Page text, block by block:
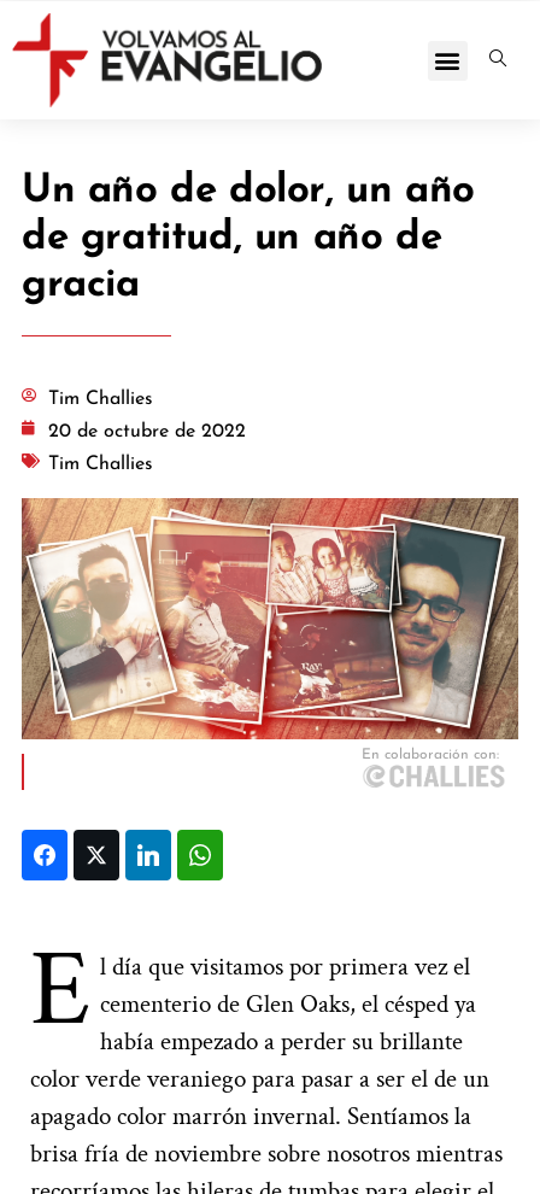
Un año de dolor, un año
de gratitud, un año de
gracia
Tim Challies
20 de octubre de 2022
Tim Challies
FacebookTwitter LinkedIn
E l día que visitamos por primera vez el
cementerio de Glen Oaks, el césped ya
había empezado a perder su brillante
color verde veraniego para pasar a ser el de un
apagado color marrón invernal. Sentíamos la
brisa fría de noviembre sobre nosotros mientras